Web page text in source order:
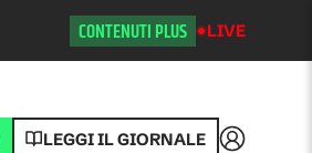
CONTENUTI PLUS LIVE
LEGGI IL GIORNALE Accedi